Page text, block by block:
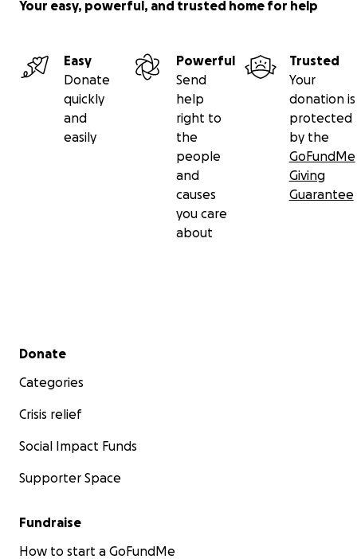
Your easy, powerful, and trusted home for help
Easy
Donate
quickly
and
easily
Powerful
Send
help
right to
the
people
and
causes
you care
about
Trusted
Your
donation is
protected
by the
GoFundMe
Giving
Guarantee
Secondary menu
Donate
Categories
Crisis relief
Social Impact Funds
Supporter Space
Fundraise
How to start a GoFundMe